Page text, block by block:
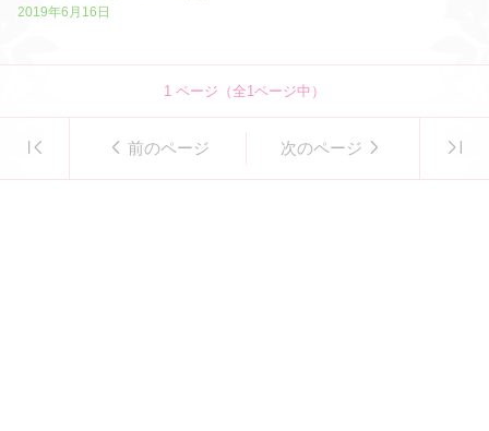
2019年6月16日
1 ページ（全1ページ中）
前のページ 次のページ